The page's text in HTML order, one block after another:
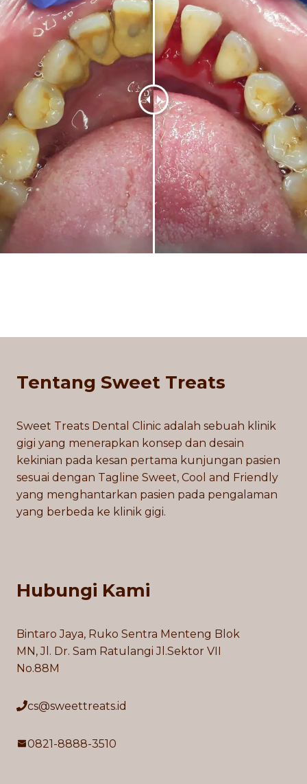
Tentang Sweet Treats
Sweet Treats Dental Clinic adalah sebuah klinik
gigi yang menerapkan konsep dan desain
kekinian pada kesan pertama kunjungan pasien
sesuai dengan Tagline Sweet, Cool and Friendly
yang menghantarkan pasien pada pengalaman
yang berbeda ke klinik gigi.
Hubungi Kami
Bintaro Jaya, Ruko Sentra Menteng Blok
MN, Jl. Dr. Sam Ratulangi Jl.Sektor VII
No.88M
cs@sweettreats.id
0821-8888-3510